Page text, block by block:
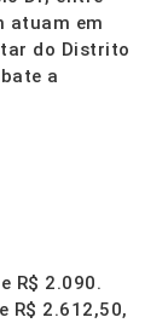
atuam em
do Distrito
a
R$ 2.090.
R$ 2.612,50,